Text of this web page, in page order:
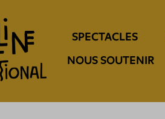
SPECTACLES
NOUS SOUTENIR